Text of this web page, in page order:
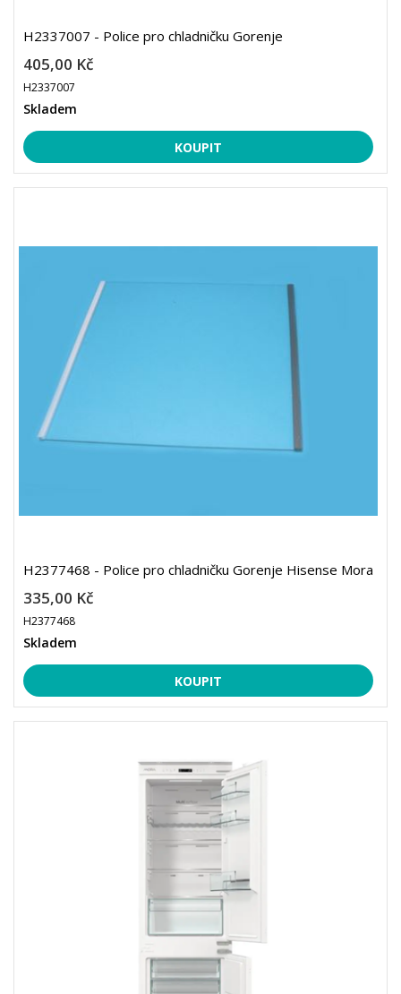
H2337007 - Police pro chladničku Gorenje
405,00 Kč
H2337007
Skladem
H2377468 - Police pro chladničku Gorenje Hisense Mora
335,00 Kč
H2377468
Skladem